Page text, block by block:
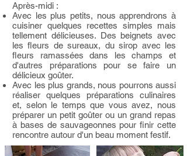
Après-midi :
Avec les plus petits, nous apprendrons à
cuisiner quelques recettes simples mais
tellement délicieuses. Des beignets avec
les fleurs de sureaux, du sirop avec les
fleurs ramassées dans les champs et
d'autres préparations pour se faire un
délicieux goûter.
Avec les plus grands, nous pourrons aussi
réaliser quelques préparations culinaires
et, selon le temps que vous avez, nous
préparer un petit goûter ou un grand repas
à bases de sauvageonnes pour finir cette
rencontre autour d'un beau moment festif.